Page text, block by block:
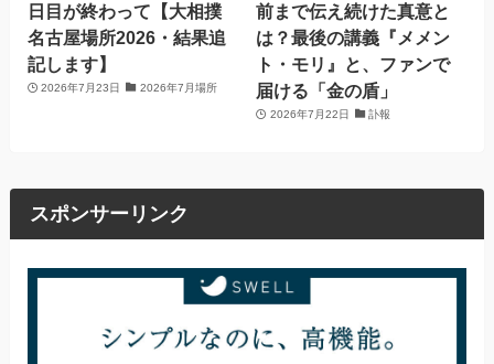
日目が終わって【大相撲
名古屋場所2026・結果追
記します】
2026年7月23日 2026年7月場所
前まで伝え続けた真意と
は？最後の講義『メメン
ト・モリ』と、ファンで
届ける「金の盾」
2026年7月22日 訃報
スポンサーリンク